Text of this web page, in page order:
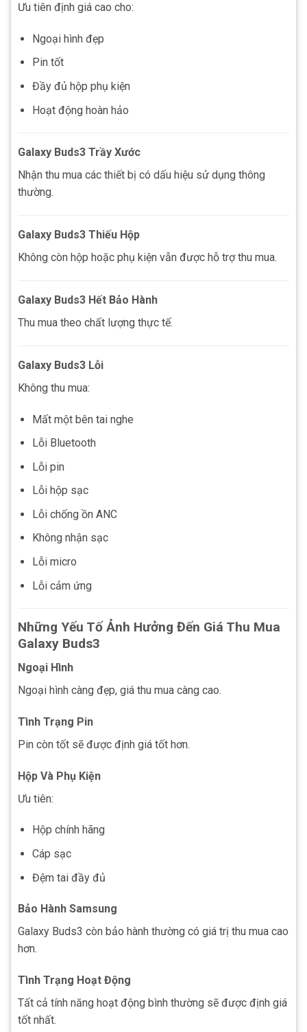
Ưu tiên định giá cao cho:
Ngoại hình đẹp
Pin tốt
Đầy đủ hộp phụ kiện
Hoạt động hoàn hảo
Galaxy Buds3 Trầy Xước
Nhận thu mua các thiết bị có dấu hiệu sử dụng thông
thường.
Galaxy Buds3 Thiếu Hộp
Không còn hộp hoặc phụ kiện vẫn được hỗ trợ thu mua.
Galaxy Buds3 Hết Bảo Hành
Thu mua theo chất lượng thực tế.
Galaxy Buds3 Lỗi
Không thu mua:
Mất một bên tai nghe
Lỗi Bluetooth
Lỗi pin
Lỗi hộp sạc
Lỗi chống ồn ANC
Không nhận sạc
Lỗi micro
Lỗi cảm ứng
Những Yếu Tố Ảnh Hưởng Đến Giá Thu Mua
Galaxy Buds3
Ngoại Hình
Ngoại hình càng đẹp, giá thu mua càng cao.
Tình Trạng Pin
Pin còn tốt sẽ được định giá tốt hơn.
Hộp Và Phụ Kiện
Ưu tiên:
Hộp chính hãng
Cáp sạc
Đệm tai đầy đủ
Bảo Hành Samsung
Galaxy Buds3 còn bảo hành thường có giá trị thu mua cao
hơn.
Tình Trạng Hoạt Động
Tất cả tính năng hoạt động bình thường sẽ được định giá
tốt nhất.